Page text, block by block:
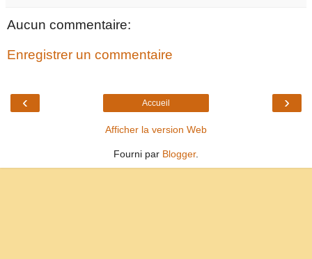
Aucun commentaire:
Enregistrer un commentaire
‹ ›
Accueil
Afficher la version Web
Fourni par Blogger.